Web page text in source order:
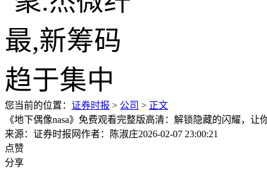
您当前的位置： 证券时报 > 公司 > 正文
《地下偶像nasa》免费观看完整版高清：解锁隐藏的闪耀，让
来源：证券时报网作者：陈淑庄2026-02-07 23:00:21
点赞
分享